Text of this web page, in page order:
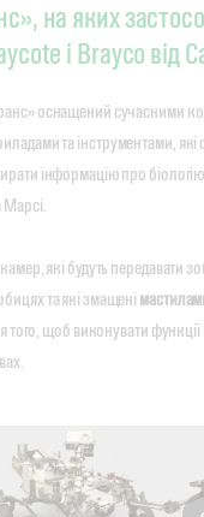
на яких
і Brayco від
оснащений сучасними
та інструментами, які
інформацію про
які будуть передавати
та які змащені
того, щоб виконувати